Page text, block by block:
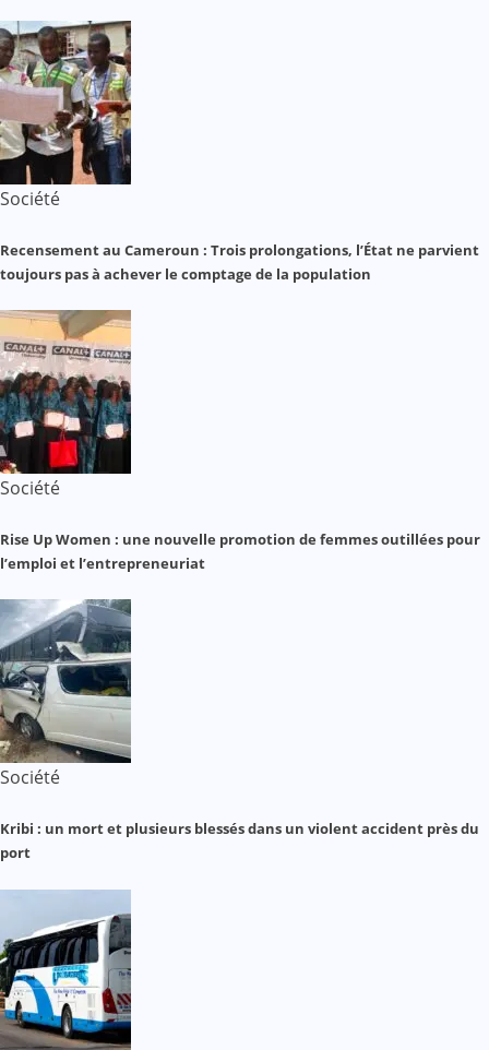
Société
Recensement au Cameroun : Trois prolongations, l’État ne parvient
toujours pas à achever le comptage de la population
Société
Rise Up Women : une nouvelle promotion de femmes outillées pour
l’emploi et l’entrepreneuriat
Société
Kribi : un mort et plusieurs blessés dans un violent accident près du
port